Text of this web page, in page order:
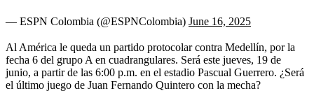
— ESPN Colombia (@ESPNColombia) June 16, 2025
Al América le queda un partido protocolar contra Medellín, por la
fecha 6 del grupo A en cuadrangulares. Será este jueves, 19 de
junio, a partir de las 6:00 p.m. en el estadio Pascual Guerrero. ¿Será
el último juego de Juan Fernando Quintero con la mecha?